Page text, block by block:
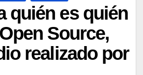
quién es quién
Source,
realizado por